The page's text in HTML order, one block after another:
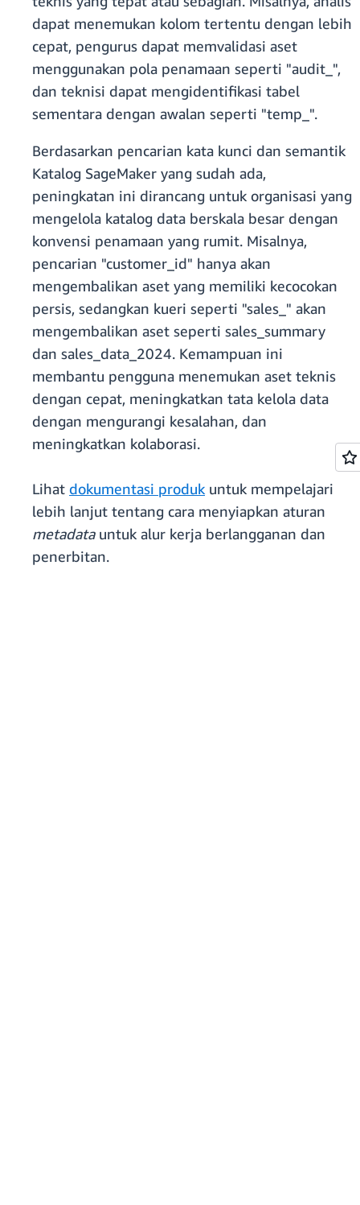
dapat menemukan kolom tertentu dengan lebih
cepat, pengurus dapat memvalidasi aset
menggunakan pola penamaan seperti "audit_",
dan teknisi dapat mengidentifikasi tabel
sementara dengan awalan seperti "temp_".
Berdasarkan pencarian kata kunci dan semantik
Katalog SageMaker yang sudah ada,
peningkatan ini dirancang untuk organisasi yang
mengelola katalog data berskala besar dengan
konvensi penamaan yang rumit. Misalnya,
pencarian "customer_id" hanya akan
mengembalikan aset yang memiliki kecocokan
persis, sedangkan kueri seperti "sales_" akan
mengembalikan aset seperti sales_summary
dan sales_data_2024. Kemampuan ini
membantu pengguna menemukan aset teknis
dengan cepat, meningkatkan tata kelola data
dengan mengurangi kesalahan, dan
meningkatkan kolaborasi.
Lihat dokumentasi produk untuk mempelajari
lebih lanjut tentang cara menyiapkan aturan
metadatauntuk alur kerja berlangganan dan
penerbitan.